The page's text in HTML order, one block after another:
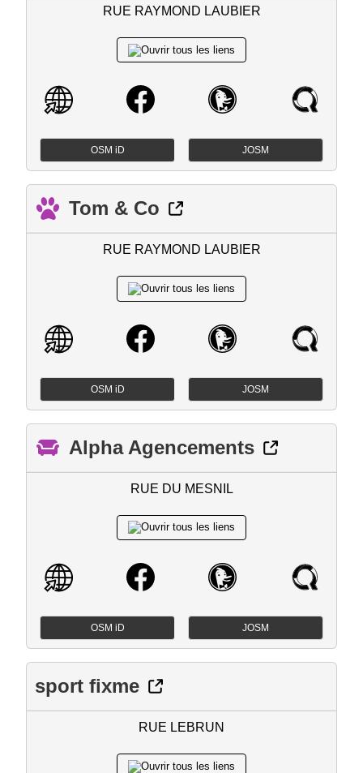
RUE RAYMOND LAUBIER
OSM iD JOSM
Tom & Co
RUE RAYMOND LAUBIER
OSM iD JOSM
Alpha Agencements
RUE DU MESNIL
OSM iD JOSM
sport fixme
RUE LEBRUN